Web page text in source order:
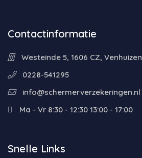
Contactinformatie
Westeinde 5, 1606 CZ, Venhuizen
0228-541295
info@schermerverzekeringen.nl
Ma - Vr 8:30 - 12:30 13:00 - 17:00
Snelle Links